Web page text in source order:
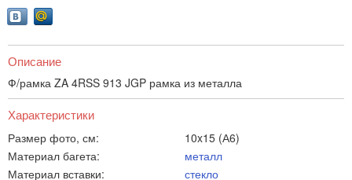
Описание
Ф/рамка ZA 4RSS 913 JGP рамка из металла
Характеристики
Размер фото, см:
10x15 (А6)
Материал багета:
металл
Материал вставки:
стекло